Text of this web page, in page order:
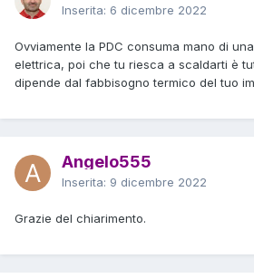
Inserita: 6 dicembre 2022
Ovviamente la PDC consuma mano di
elettrica, poi che tu riesca a scaldarti è
dipende dal fabbisogno termico del tuo
Angelo555
Inserita: 9 dicembre 2022
Grazie del chiarimento.